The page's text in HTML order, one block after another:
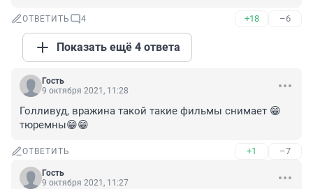
ОТВЕТИТЬ 4 +18 –6
Показать ещё 4 ответа
Гость
9 октября 2021, 11:28
Голливуд, вражина такой такие фильмы снимает 😁
тюремны😁😁
ОТВЕТИТЬ +1 –7
Гость
9 октября 2021, 11:27